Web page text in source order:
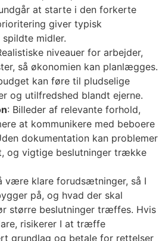
at starte i den forkerte
giver typisk
midler.
niveauer for arbejder,
så økonomien kan planlægges.
kan føre til pludselige
og utilfredshed blandt ejerne.
: Billeder af relevante forhold,
at kommunikere med beboere
dokumentation kan problemer
og vigtige beslutninger trække
være klare forudsætninger, så I
på, og hvad der skal
større beslutninger træffes. Hvis
risikerer I at træffe
grundlag og betale for rettelser